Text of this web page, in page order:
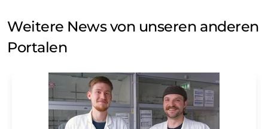
Weitere News von unseren anderen
Portalen